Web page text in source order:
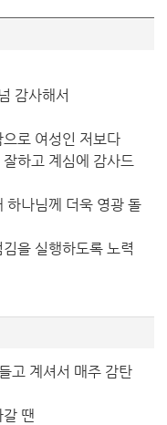
감사해서
로 여성인 저보다
하고 계심에 감사드
하나님께 더욱 영광 돌
을 실행하도록 노력
고 계셔서 매주 감탄
땐